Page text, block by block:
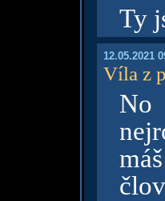
Ty
12.05.2021
Víla z